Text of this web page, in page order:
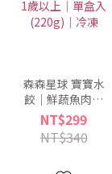
森森星球 寶寶水
餃｜鮮蔬魚肉｜
適合1歲以上｜單
盒入(220g)｜冷
凍
NT$299
NT$340